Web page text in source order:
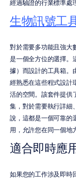
經過驗證的行業標準處
生物訊號工
對於需要多功能且強大
是一個全方位的選擇。
據）而設計的工具箱。
經熟悉在這些程式設計
活的空間。該套件提供
集，對於需要執行詳細
說，這都是一個可靠的
用，允許您在同一個地
適合即時應
如果您的工作涉及即時